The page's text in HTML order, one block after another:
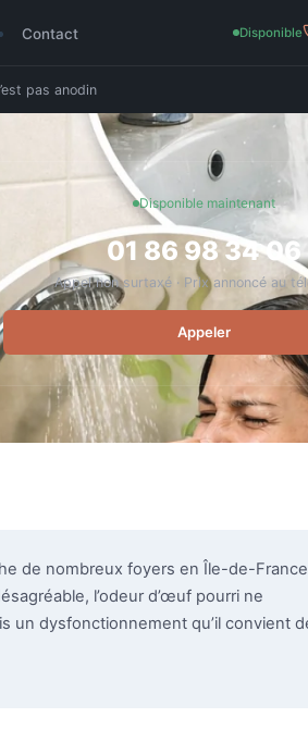
Contact Disponible
pas anodin
Disponible maintenant
01 86 98 34 06
Appel non surtaxé · Prix annoncé au
Appeler
de nombreux foyers en Île-de-
l’odeur d’œuf pourri ne
un dysfonctionnement qu’il convient